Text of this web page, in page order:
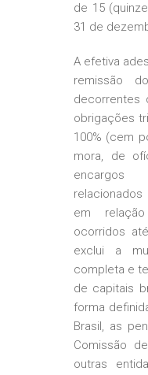
de 15
31 de
A efetiva
remissão
decorrentes
obrigações
100% (cem
mora, de
encargos
em
ocorridos
exclui a
completa e
de capitais
forma
Brasil, as
Comissão
outras